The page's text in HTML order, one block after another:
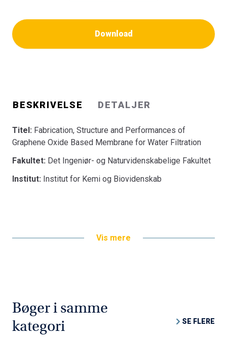
Download
BESKRIVELSE DETALJER
Titel: Fabrication, Structure and Performances of
Graphene Oxide Based Membrane for Water Filtration
Fakultet: Det Ingeniør- og Naturvidenskabelige Fakultet
Institut: Institut for Kemi og Biovidenskab
Vis mere
Bøger i samme
kategori
SE FLERE